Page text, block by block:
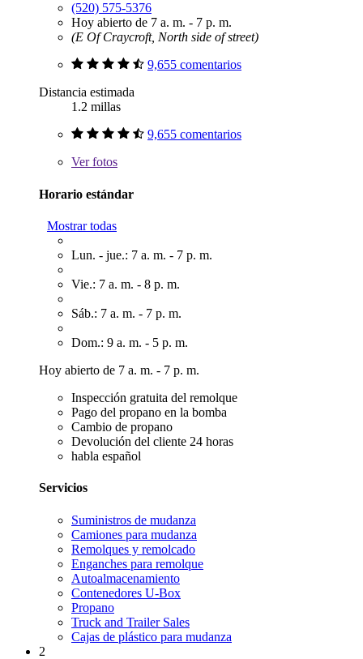
(520) 575-5376
Hoy abierto de 7 a. m. - 7 p. m.
(E Of Craycroft, North side of street)
9,655 comentarios
Distancia estimada
1.2 millas
9,655 comentarios
Verfotos
Horario estándar
Mostrar todas
Lun. - jue.: 7 a. m. - 7 p. m.
Vie.: 7 a. m. - 8 p. m.
Sáb.: 7 a. m. - 7 p. m.
Dom.: 9 a. m. - 5 p. m.
Hoy abierto de 7 a. m. - 7 p. m.
Inspección gratuita del remolque
Pago del propano en la bomba
Cambio de propano
Devolución del cliente 24 horas
habla español
Servicios
Suministros de mudanza
Camiones para mudanza
Remolques y remolcado
Enganches para remolque
Autoalmacenamiento
Contenedores U-Box
Propano
Truck and Trailer Sales
Cajas de plástico para mudanza
2